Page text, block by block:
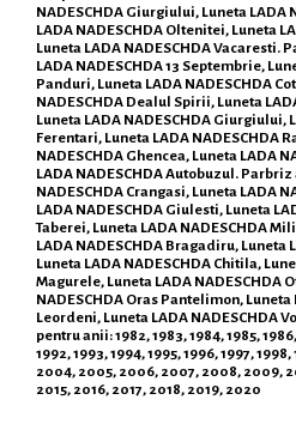
NADESCHDA Giurgiului, Luneta LADA
LADA NADESCHDA Oltenitei, Luneta
Luneta LADA NADESCHDA Vacaresti.
LADA NADESCHDA 13 Septembrie,
Panduri, Luneta LADA NADESCHDA
NADESCHDA Dealul Spirii, Luneta
Luneta LADA NADESCHDA Giurgiului,
Ferentari, Luneta LADA NADESCHDA
NADESCHDA Ghencea, Luneta LADA
LADA NADESCHDA Autobuzul.
NADESCHDA Crangasi, Luneta LADA
LADA NADESCHDA Giulesti, Luneta
Taberei, Luneta LADA NADESCHDA
LADA NADESCHDA Bragadiru, Luneta
Luneta LADA NADESCHDA Chitila,
Magurele, Luneta LADA NADESCHDA
NADESCHDA Oras Pantelimon, Luneta
Leordeni, Luneta LADA NADESCHDA
pentru anii: 1982, 1983, 1984, 1985,
1992, 1993, 1994, 1995, 1996, 1997,
2004, 2005, 2006, 2007, 2008, 2009,
2015, 2016, 2017, 2018, 2019, 2020